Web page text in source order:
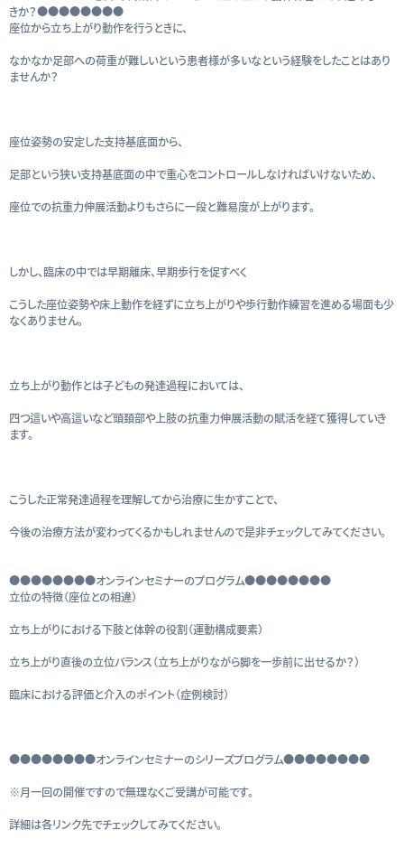
きか？●●●●●●●●
座位から立ち上がり動作を行うときに、
なかなか足部への荷重が難しいという患者様が多いなという経験をしたことはあり
ませんか？
座位姿勢の安定した支持基底面から、
足部という狭い支持基底面の中で重心をコントロールしなければいけないため、
座位での抗重力伸展活動よりもさらに一段と難易度が上がります。
しかし、臨床の中では早期離床、早期歩行を促すべく
こうした座位姿勢や床上動作を経ずに立ち上がりや歩行動作練習を進める場面も少
なくありません。
立ち上がり動作とは子どもの発達過程においては、
四つ這いや高這いなど頭頚部や上肢の抗重力伸展活動の賦活を経て獲得していき
ます。
こうした正常発達過程を理解してから治療に生かすことで、
今後の治療方法が変わってくるかもしれませんので是非チェックしてみてください。
●●●●●●●●オンラインセミナーのプログラム●●●●●●●●
立位の特徴（座位との相違）
立ち上がりにおける下肢と体幹の役割（運動構成要素）
立ち上がり直後の立位バランス（立ち上がりながら脚を一歩前に出せるか？）
臨床における評価と介入のポイント（症例検討）
●●●●●●●●オンラインセミナーのシリーズプログラム●●●●●●●●
※月一回の開催ですので無理なくご受講が可能です。
詳細は各リンク先でチェックしてみてください。